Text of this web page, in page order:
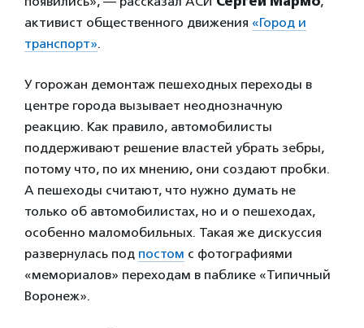
активист общественного движения «Город и
транспорт».
У горожан демонтаж пешеходных переходы в
центре города вызывает неоднозначную
реакцию. Как правило, автомобилисты
поддерживают решение властей убрать зебры,
потому что, по их мнению, они создают пробки.
А пешеходы считают, что нужно думать не
только об автомобилистах, но и о пешеходах,
особенно маломобильных. Такая же дискуссия
развернулась под постом с фотографиями
«мемориалов» переходам в паблике «Типичный
Воронеж».